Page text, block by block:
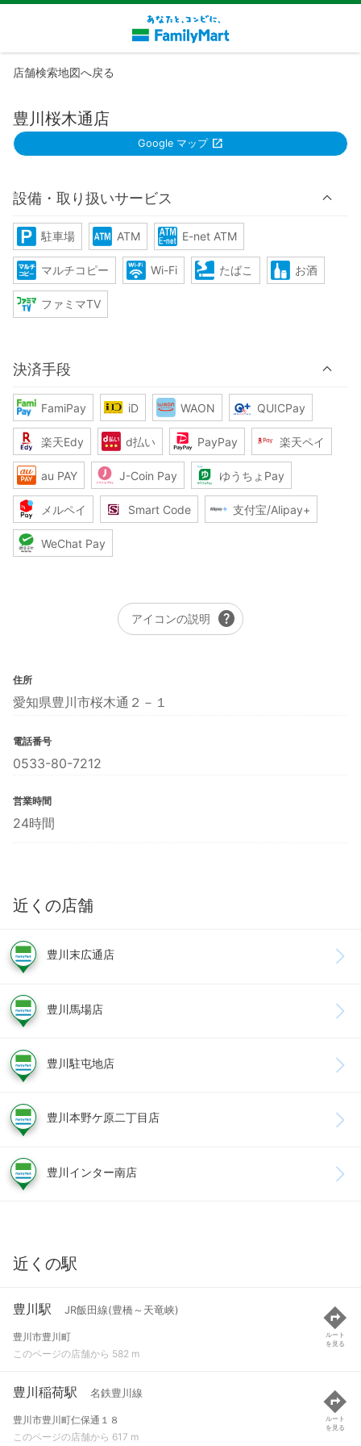
店舗検索地図へ戻る
豊川桜木通店
Google マップ
設備・取り扱いサービス
駐車場 ATM E-net ATM
マルチコピー Wi-Fi たばこ お酒
ファミマTV
決済手段
FamiPay iD WAON QUICPay
楽天Edy d払い PayPay 楽天ペイ
au PAY J-Coin Pay ゆうちょPay
メルペイ Smart Code 支付宝/Alipay+
WeChat Pay
アイコンの説明 help
住所
愛知県豊川市桜木通２－１
電話番号
0533-80-7212
営業時間
24時間
近くの店舗
豊川末広通店
豊川馬場店
豊川駐屯地店
豊川本野ケ原二丁目店
豊川インター南店
近くの駅
豊川駅 JR飯田線(豊橋～天竜峡)
豊川市豊川町
このページの店舗から 582 m
ルート
を見る
豊川稲荷駅 名鉄豊川線
豊川市豊川町仁保通１８
このページの店舗から 617 m
ルート
を見る